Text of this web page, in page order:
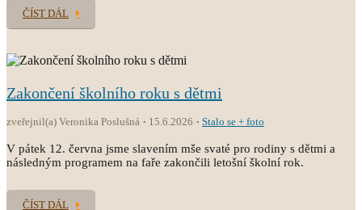
ČÍST DÁL
Zakončení školního roku s dětmi
zveřejnil(a) Veronika Poslušná 15.6.2026 Stalo se + foto
V pátek 12. června jsme slavením mše svaté pro rodiny s dětmi a
následným programem na faře zakončili letošní školní rok.
ČÍST DÁL